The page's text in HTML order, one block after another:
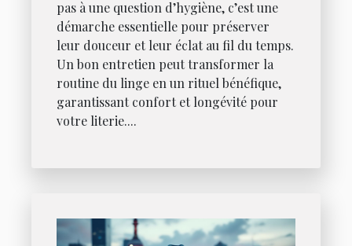
pas à une question d’hygiène, c’est une
démarche essentielle pour préserver
leur douceur et leur éclat au fil du temps.
Un bon entretien peut transformer la
routine du linge en un rituel bénéfique,
garantissant confort et longévité pour
votre literie....